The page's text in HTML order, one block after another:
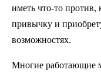
иметь что-то против,
привычку и
возможностях.
Многие работающие